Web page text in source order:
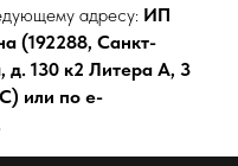
адресу: ИП
(192288, Санкт-
д. 130 к2 Литера А, 3
или по е-